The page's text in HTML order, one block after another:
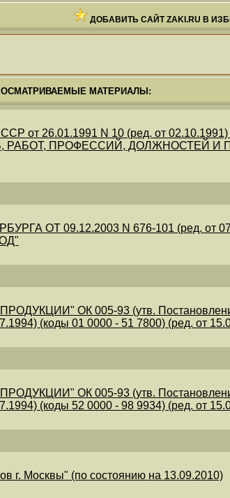
ДОБАВИТЬ САЙТ ZAKI.RU В
МАТЕРИАЛЫ:
от 26.01.1991 N 10 (ред. от
ПРОФЕССИЙ, ДОЛЖНОСТЕЙ И
ОТ 09.12.2003 N 676-101 (ред. от
ОК 005-93 (утв.
(коды 01 0000 - 51 7800) (ред. от
ОК 005-93 (утв.
(коды 52 0000 - 98 9934) (ред. от
г. Москвы" (по состоянию на 13.09.2010)